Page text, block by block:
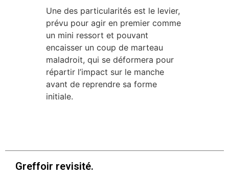
Une des particularités est le levier,
prévu pour agir en premier comme
un mini ressort et pouvant
encaisser un coup de marteau
maladroit, qui se déformera pour
répartir l’impact sur le manche
avant de reprendre sa forme
initiale.
Greffoir revisité.